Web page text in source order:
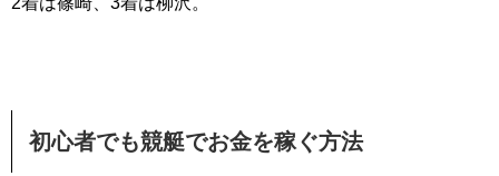
初心者でも競艇でお金を稼ぐ方法